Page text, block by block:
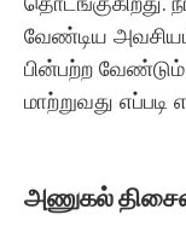
வேண்டிய
பின்பற்ற
மாற்றுவது
அணுகல்